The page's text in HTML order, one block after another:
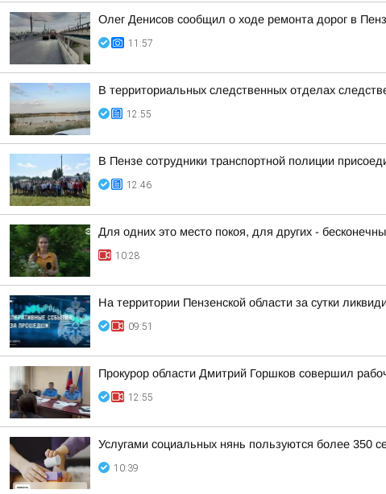
Олег Денисов сообщил о ходе ремонта дорог в
11:57
В территориальных следственных отделах
12:55
В Пензе сотрудники транспортной полиции
12:46
Для одних это место покоя, для других -
10:28
На территории Пензенской области за сутки
09:51
Прокурор области Дмитрий Горшков совершил
12:55
Услугами социальных нянь пользуются более 350
10:39